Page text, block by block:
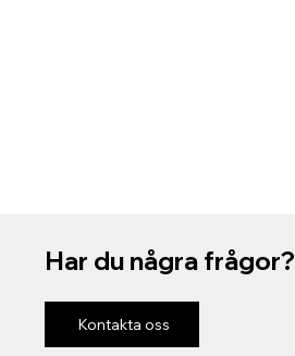
Har du några frågor?
Kontakta oss